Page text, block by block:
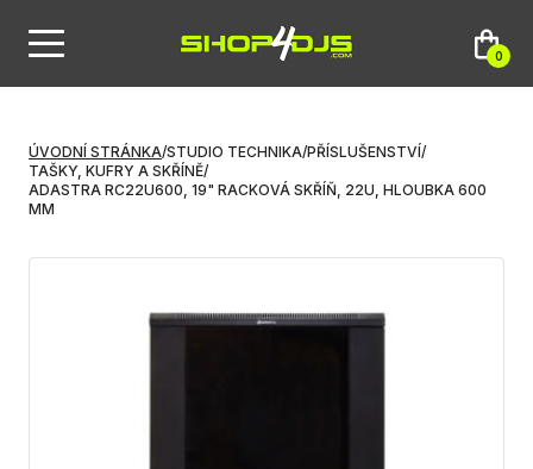
0
ÚVODNÍ STRÁNKA/STUDIO TECHNIKA/PŘÍSLUŠENSTVÍ/
TAŠKY, KUFRY A SKŘÍNĚ/
ADASTRA RC22U600, 19" RACKOVÁ SKŘÍŇ, 22U, HLOUBKA 600
MM